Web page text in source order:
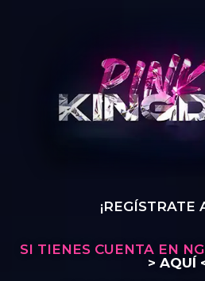
¡REGÍSTRATE
SI TIENES CUENTA EN
> AQUÍ